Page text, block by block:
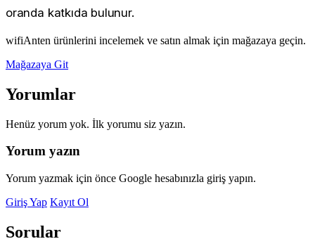
oranda katkıda bulunur.
wifiAnten ürünlerini incelemek ve satın almak için mağazaya geçin.
Mağazaya Git
Yorumlar
Henüz yorum yok. İlk yorumu siz yazın.
Yorum yazın
Yorum yazmak için önce Google hesabınızla giriş yapın.
Giriş Yap Kayıt Ol
Sorular